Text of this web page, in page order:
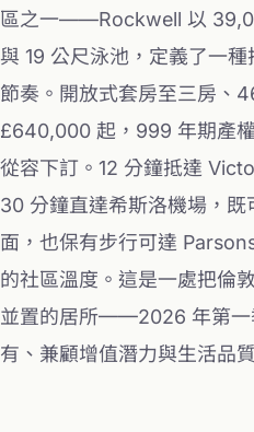
區之一——Rockwell 以
與 19 公尺泳池，定義了一
節奏。開放式套房至三房、
£640,000 起，999 年期產
從容下訂。12 分鐘抵達
30 分鐘直達希斯洛機場，
面，也保有步行可達
的社區溫度。這是一處把倫
並置的居所——2026 年第一
有、兼顧增值潛力與生活品